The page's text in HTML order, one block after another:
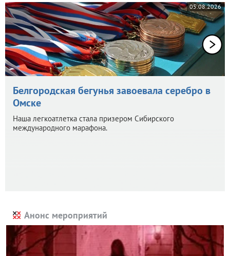
05.08.2026
Белгородская бегунья завоевала серебро в
Омске
Наша легкоатлетка стала призером Сибирского
международного марафона.
Анонс мероприятий